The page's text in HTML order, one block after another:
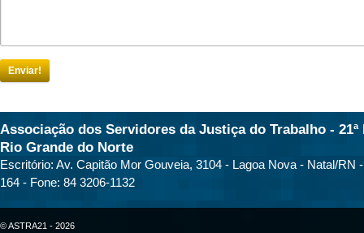
Enviar!
Associação dos Servidores da Justiça do Trabalho - 21ª
Rio Grande do Norte
Escritório: Av. Capitão Mor Gouveia, 3104 - Lagoa Nova - Natal/RN
164 - Fone: 84 3206-1132
© ASTRA21 - 2026